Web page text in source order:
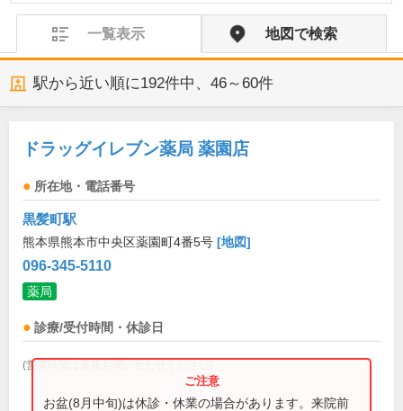
一覧表示 地図で検索
駅から近い順に192件中、 46～60件
ドラッグイレブン薬局 薬園店
所在地・電話番号
黒髪町駅
熊本県熊本市中央区薬園町4番5号 [地図]
096-345-5110
薬局
診療/受付時間・休診日
(営業時間は直接お問い合わせください)
お盆(8月中旬)は休診・休業の場合があります。来院前